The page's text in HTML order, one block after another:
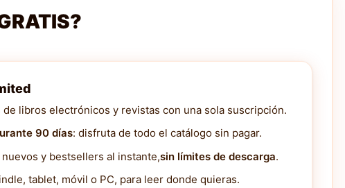
de libros electrónicos y revistas con una sola suscripción.
90 días: disfruta de todo el catálogo sin pagar.
y bestsellers al instante,sin límites de descarga.
tablet, móvil o PC, para leer donde quieras.